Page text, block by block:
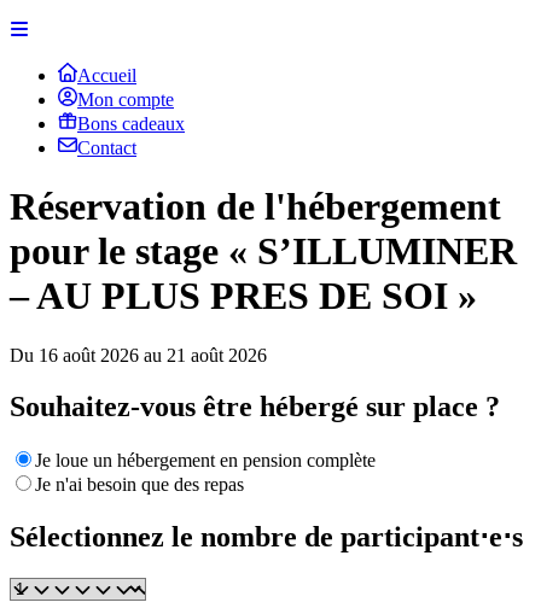
Accueil
Mon compte
Bons cadeaux
Contact
Réservation de l'hébergement
pour le stage « S’ILLUMINER
– AU PLUS PRES DE SOI »
Du 16 août 2026 au 21 août 2026
Souhaitez-vous être hébergé sur place ?
Je loue un hébergement en pension complète
Je n'ai besoin que des repas
Sélectionnez le nombre de participant⋅e⋅s